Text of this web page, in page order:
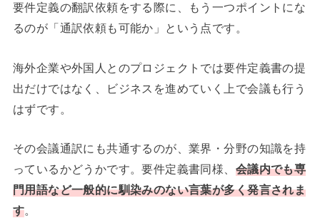
要件定義の翻訳依頼をする際に、もう一つポイントにな
るのが「通訳依頼も可能か」という点です。
海外企業や外国人とのプロジェクトでは要件定義書の提
出だけではなく、ビジネスを進めていく上で会議も行う
はずです。
その会議通訳にも共通するのが、業界・分野の知識を持
っているかどうかです。要件定義書同様、 会議内でも専
門用語など一般的に馴染みのない言葉が多く発言されま
す。